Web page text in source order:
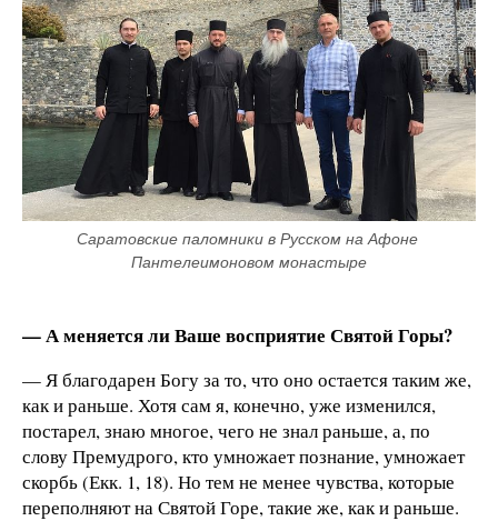
Саратовские паломники в Русском на Афоне
Пантелеимоновом монастыре
— А меняется ли Ваше восприятие Святой Горы?
— Я благодарен Богу за то, что оно остается таким же,
как и раньше. Хотя сам я, конечно, уже изменился,
постарел, знаю многое, чего не знал раньше, а, по
слову Премудрого, кто умножает познание, умножает
скорбь (Екк. 1, 18). Но тем не менее чувства, которые
переполняют на Святой Горе, такие же, как и раньше.